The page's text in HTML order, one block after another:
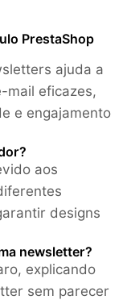
PrestaShop
ajuda a
mail eficazes,
e engajamento
aos
designs
newsletter?
explicando
sem parecer